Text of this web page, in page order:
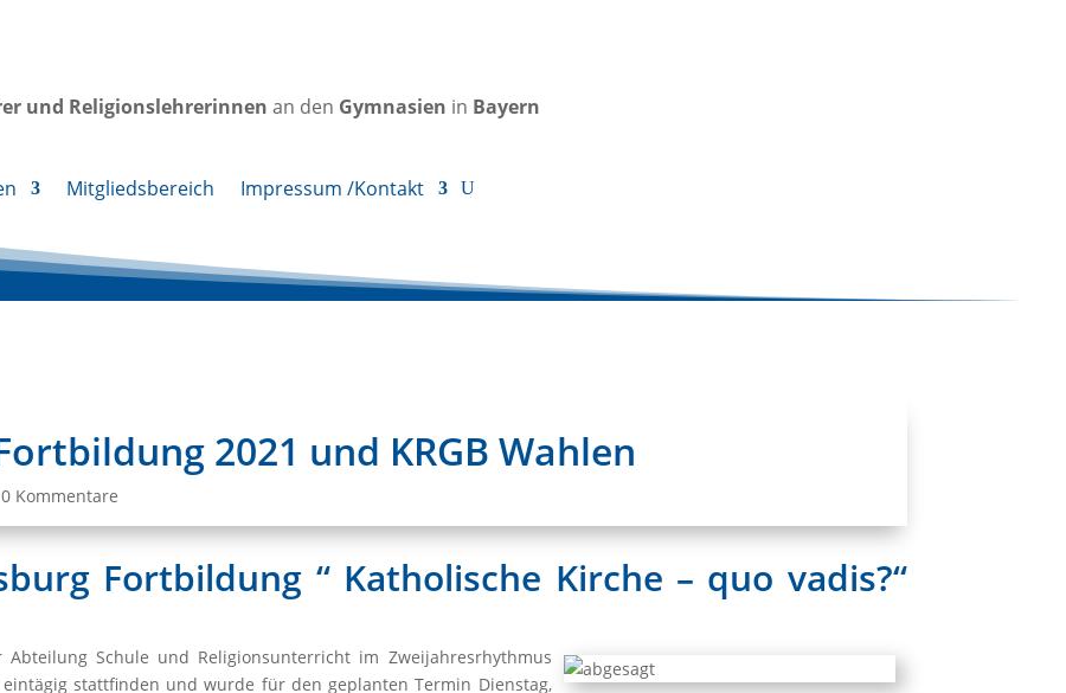
und Religionslehrerinnen an den Gymnasien in Bayern
Mitgliedsbereich Impressum /Kontakt
2021 und KRGB Wahlen
0 Kommentare
Fortbildung “ Katholische Kirche – quo vadis?“
Schule und Religionsunterricht im Zweijahresrhythmus
stattfinden und wurde für den geplanten Termin Dienstag,